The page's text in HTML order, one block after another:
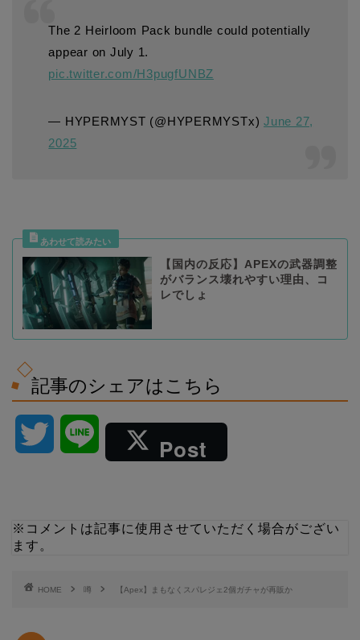
The 2 Heirloom Pack bundle could potentially
appear on July 1.
pic.twitter.com/H3pugfUNBZ
— HYPERMYST (@HYPERMYSTx)June 27,
2025
【国内の反応】APEXの武器調整
がバランス壊れやすい理由、コ
レでしょ
記事のシェアはこちら
t
Post
※コメントは記事に使用させていただく場合がござい
ます。
HOME 噂 【Apex】まもなくスパレジェ2個ガチャが再販か